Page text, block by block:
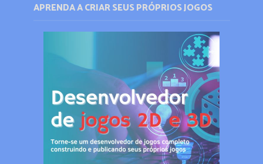
APRENDA A CRIAR SEUS PRÓPRIOS JOGOS